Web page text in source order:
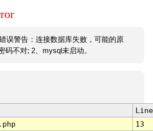
误警告：连接数据库失败，可能的原
码不对; 2、mysql未启动。
Line
13